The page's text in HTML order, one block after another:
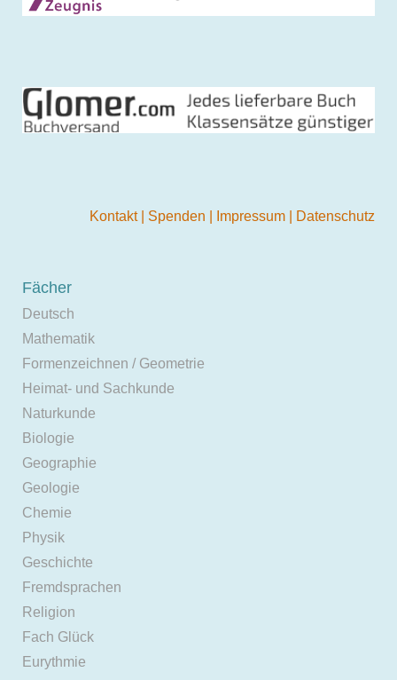
Kontakt Spenden Impressum Datenschutz
Fächer
Deutsch
Mathematik
Formenzeichnen / Geometrie
Heimat- und Sachkunde
Naturkunde
Biologie
Geographie
Geologie
Chemie
Physik
Geschichte
Fremdsprachen
Religion
Fach Glück
Eurythmie